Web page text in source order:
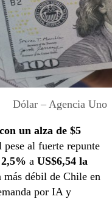
Dólar – Agencia Uno
con un alza de $5
al fuerte repunte
2,5% a US$6,54 la
más débil de Chile en
por IA y